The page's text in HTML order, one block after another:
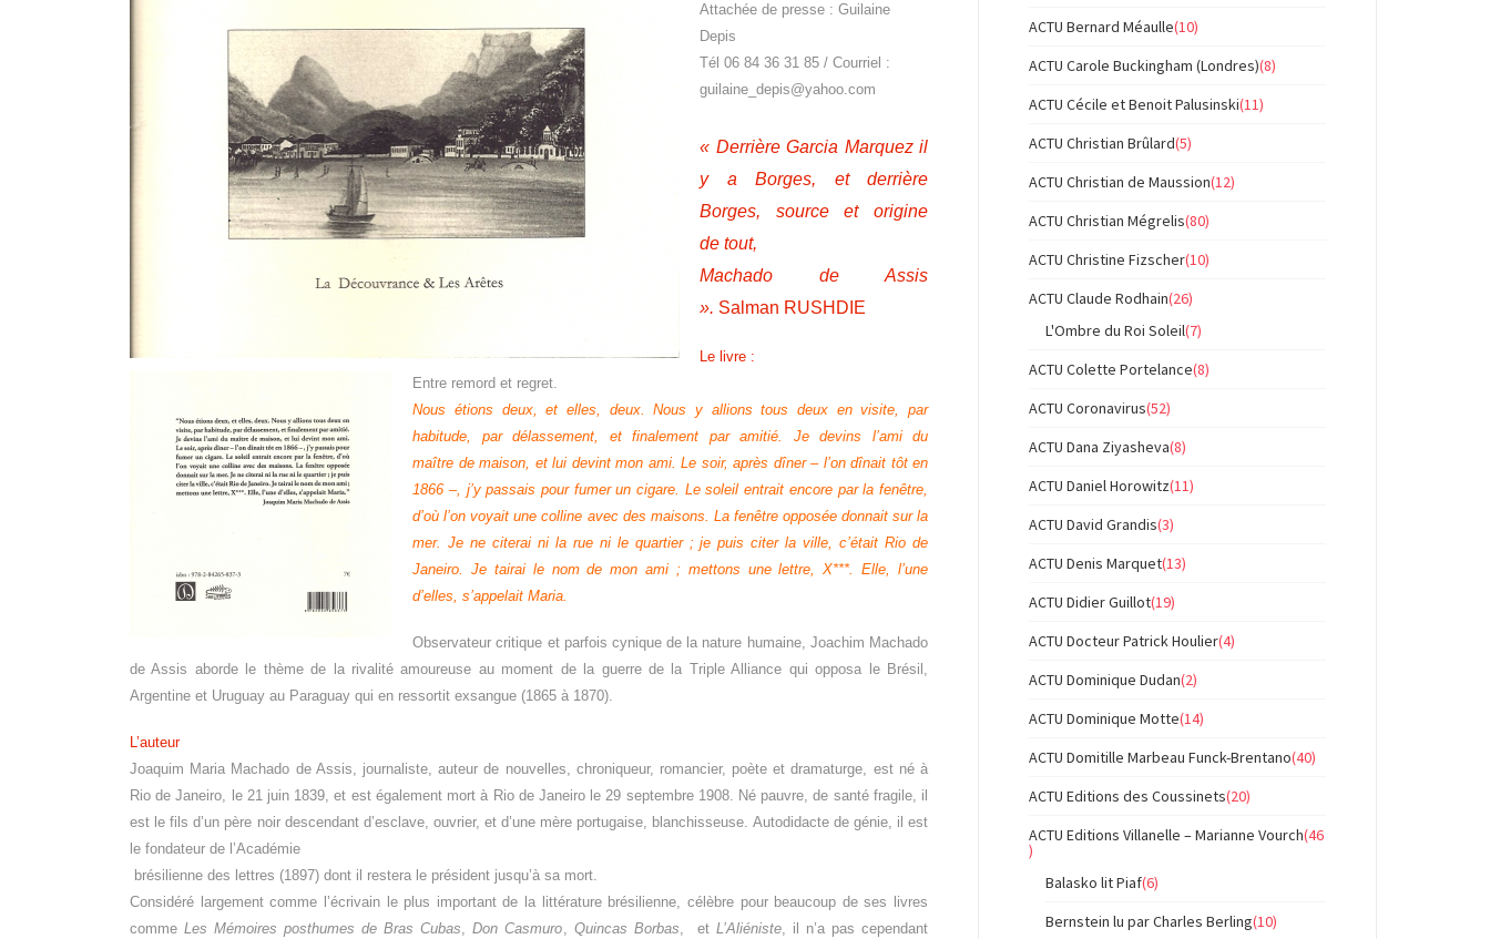
Attachée de presse : Guilaine
Depis
Tél 06 84 36 31 85 / Courriel :
guilaine_depis@yahoo.com
« Derrière Garcia Marquez il
y a Borges, et derrière
Borges, source et origine
detout,
Machado de Assis
». Salman RUSHDIE
Le livre :
Entre remord et regret.
Nous étions deux, et elles, deux. Nous y allions tous deux en visite, par
habitude, par délassement, et finalement par amitié. Je devins l’ami du
maître de maison, et lui devint mon ami.Le soir, après dîner – l’on dînait tôten
1866 –, j’y passais pour fumer uncigare. Le soleil entrait encore par la fenêtre,
d’où l’on voyait une colline avec des maisons. La fenêtre opposée donnait sur la
mer. Je ne citerai ni la rue ni le quartier ; je puis citer la ville,c’était Rio de
Janeiro. Je tairai le nomde mon ami ; mettons une lettre, X***.Elle, l’une
d’elles, s’appelait Maria.
Observateur critique et parfois cyniquede la nature humaine, Joachim Machado
de Assis aborde le thème de
la rivalité amoureuse au moment de la guerre de la Triple Alliance qui opposa
le Brésil,
Argentine et Uruguay au Paraguay qui en ressortit exsangue (1865 à 1870).
L’auteur
Joaquim Maria Machado de Assis, journaliste, auteur de nouvelles, chroniqueur, romancier, poète et dramaturge, est né à
Rio de Janeiro, le 21 juin 1839, et est également mort à Rio de Janeiro le 29 septembre 1908. Né pauvre, de santé fragile, il
est le filsd’un père noir descendant d’esclave, ouvrier, et d’une mère portugaise, blanchisseuse. Autodidacte de génie, il est
le fondateur de l’Académie
brésilienne des lettres (1897) dont il restera le président jusqu’à sa mort.
Considéré largement comme l’écrivain le plus important de la littérature brésilienne, célèbre pour beaucoup de ses livres
commeLes Mémoiresposthumes de Bras Cubas,Don Casmuro, Quincas Borbas, et L’Aliéniste, il n’a pas cependant
ACTU Bernard Méaulle(10)
ACTU Carole Buckingham (Londres)(8)
ACTU Cécile et Benoit Palusinski(11)
ACTU Christian Brûlard(5)
ACTU Christian de Maussion(12)
ACTU Christian Mégrelis(80)
ACTU Christine Fizscher(10)
ACTU Claude Rodhain(26)
L'Ombre du Roi Soleil(7)
ACTU Colette Portelance(8)
ACTU Coronavirus(52)
ACTU Dana Ziyasheva(8)
ACTU Daniel Horowitz(11)
ACTU David Grandis(3)
ACTU Denis Marquet(13)
ACTU Didier Guillot(19)
ACTU Docteur Patrick Houlier(4)
ACTU Dominique Dudan(2)
ACTU Dominique Motte(14)
ACTU Domitille Marbeau Funck-Brentano(40)
ACTU Editions des Coussinets(20)
ACTU Editions Villanelle – Marianne Vourch(46
)
Balasko lit Piaf(6)
Bernstein lu par Charles Berling(10)